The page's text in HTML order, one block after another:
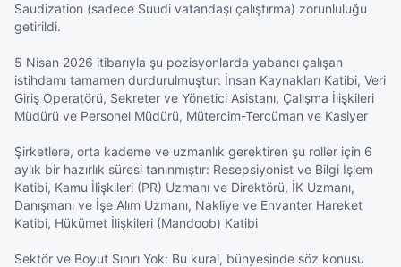
Saudization (sadece Suudi vatandaşı çalıştırma) zorunluluğu
getirildi.
5 Nisan 2026 itibarıyla şu pozisyonlarda yabancı çalışan
istihdamı tamamen durdurulmuştur: İnsan Kaynakları Katibi, Veri
Giriş Operatörü, Sekreter ve Yönetici Asistanı, Çalışma İlişkileri
Müdürü ve Personel Müdürü, Mütercim-Tercüman ve Kasiyer
Şirketlere, orta kademe ve uzmanlık gerektiren şu roller için 6
aylık bir hazırlık süresi tanınmıştır: Resepsiyonist ve Bilgi İşlem
Katibi, Kamu İlişkileri (PR) Uzmanı ve Direktörü, İK Uzmanı,
Danışmanı ve İşe Alım Uzmanı, Nakliye ve Envanter Hareket
Katibi, Hükümet İlişkileri (Mandoob) Katibi
Sektör ve Boyut Sınırı Yok: Bu kural, bünyesinde söz konusu